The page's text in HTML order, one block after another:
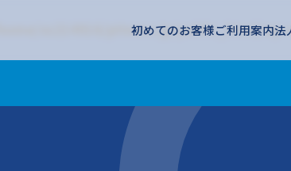
初めてのお客様ご利用案内法
/home/xs214916/pitness.jp/public_html/